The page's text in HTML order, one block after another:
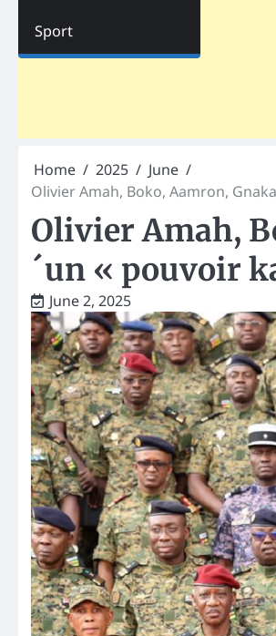
Sport
Home 2025
June
Olivier Amah, Boko, Aamron,
Olivier Amah,
´un « pouvoir
June 2, 2025